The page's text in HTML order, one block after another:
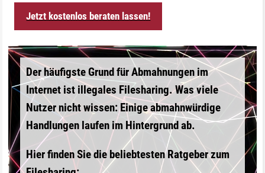
Jetzt kostenlos beraten lassen!
Der häufigste Grund für Abmahnungen im
Internet ist illegales Filesharing. Was viele
Nutzer nicht wissen: Einige abmahnwürdige
Handlungen laufen im Hintergrund ab.
Hier finden Sie die beliebtesten Ratgeber zum